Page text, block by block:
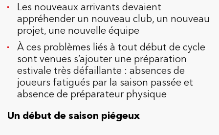
Les nouveaux arrivants devaient
appréhender un nouveau club, un nouveau
projet, une nouvelle équipe
À ces problèmes liés à tout début de cycle
sont venues s’ajouter une préparation
estivale très défaillante : absences de
joueurs fatigués par la saison passée et
absence de préparateur physique
Un début de saison piégeux